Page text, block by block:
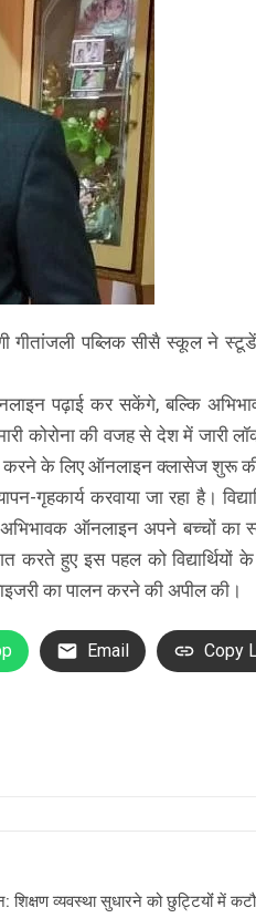
गीतांजली पब्लिक सीसै स्कूल ने
पढ़ाई कर सकेंगे, बल्कि
कोरोना की वजह से देश में जारी
करने के लिए ऑनलाइन क्लासेज शुरू
गृहकार्य करवाया जा रहा है।
अभिभावक ऑनलाइन अपने बच्चों
हुए इस पहल को विद्यार्थियों
का पालन करने की अपील की।
Email Copy
शिक्षण व्यवस्था सुधारने को छुट्टियोंं में